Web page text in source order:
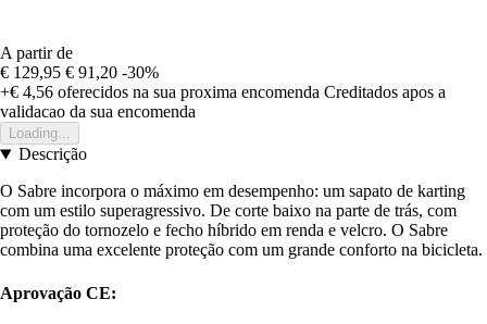
A partir de
€ 129,95 € 91,20 -30%
+€ 4,56 oferecidos na sua proxima encomenda Creditados apos a
validacao da sua encomenda
Loading...
Descrição
O Sabre incorpora o máximo em desempenho: um sapato de karting
com um estilo superagressivo. De corte baixo na parte de trás, com
proteção do tornozelo e fecho híbrido em renda e velcro. O Sabre
combina uma excelente proteção com um grande conforto na bicicleta.
Aprovação CE: